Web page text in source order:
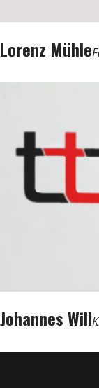
Lorenz Mühle
Johannes Will